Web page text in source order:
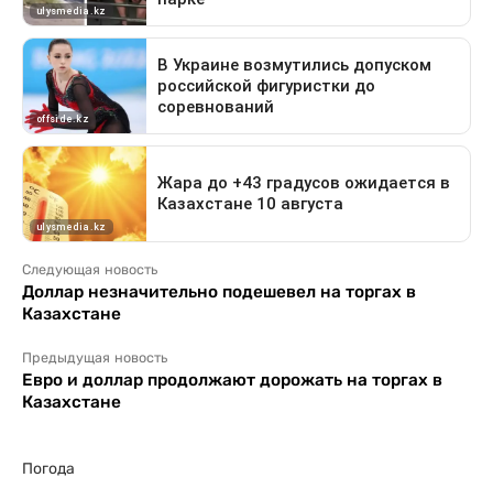
Следующая новость
Доллар незначительно подешевел на торгах в
Казахстане
Предыдущая новость
Евро и доллар продолжают дорожать на торгах в
Казахстане
Погода